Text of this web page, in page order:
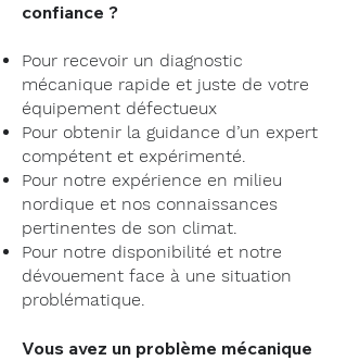
confiance ?
Pour recevoir un diagnostic
mécanique rapide et juste de votre
équipement défectueux​
Pour obtenir la guidance d’un expert
compétent et expérimenté.
Pour notre expérience en milieu
nordique ​et nos connaissances
pertinentes de son climat. ​
Pour notre disponibilité et notre
dévouement face à une situation
problématique.
Vous avez un problème mécanique